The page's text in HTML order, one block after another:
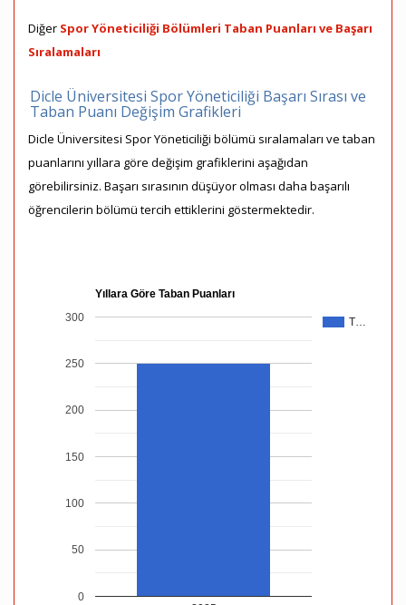
Diğer Spor Yöneticiliği Bölümleri Taban Puanları ve Başarı
Sıralamaları
Dicle Üniversitesi Spor Yöneticiliği Başarı Sırası ve
Taban Puanı Değişim Grafikleri
Dicle Üniversitesi Spor Yöneticiliği bölümü sıralamaları ve taban
puanlarını yıllara göre değişim grafiklerini aşağıdan
görebilirsiniz. Başarı sırasının düşüyor olması daha başarılı
öğrencilerin bölümü tercih ettiklerini göstermektedir.
Yıllara Göre Taban Puanları
T…
0
50
100
150
200
250
300